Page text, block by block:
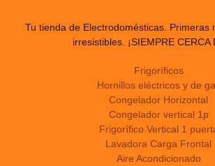
Tu tienda de Electrodomésticas. Primeras
irresistibles. ¡SIEMPRE CERCA
Frigoríficos
Hornillos eléctricos y de
Congelador Horizontal
Congelador vertical 1p
Frigorífico Vertical 1
Lavadora Carga Frontal
Aire Acondicionado